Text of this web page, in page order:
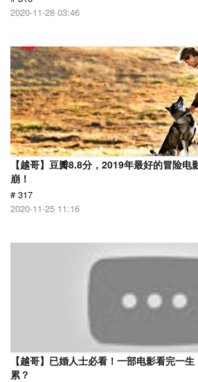
2020-11-28 03:46
【越哥】豆瓣8.8分，2019年最好的冒险电
崩！
# 317
2020-11-25 11:16
【越哥】已婚人士必看！一部电影看完一
累？